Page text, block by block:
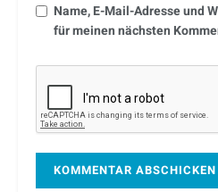
Name, E-Mail-Adresse und
für meinen nächsten